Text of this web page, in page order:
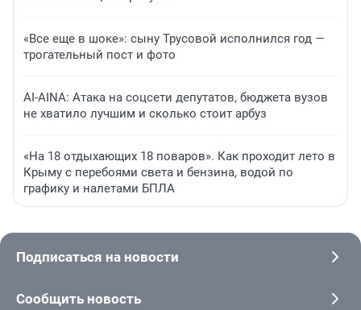
«Все еще в шоке»: сыну Трусовой исполнился год —
трогательный пост и фото
AI-AINA: Атака на соцсети депутатов, бюджета вузов
не хватило лучшим и сколько стоит арбуз
«На 18 отдыхающих 18 поваров». Как проходит лето в
Крыму с перебоями света и бензина, водой по
графику и налетами БПЛА
Подписаться на новости
Сообщить новость